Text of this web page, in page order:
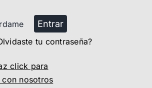
Entrar
tu contraseña?
click para
nosotros